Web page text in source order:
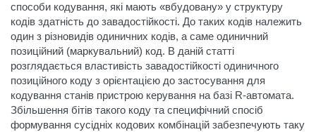
способи кодування, які мають «вбудовану» у структуру
кодів здатність до завадостійкості. До таких кодів належить
один з різновидів одиничних кодів, а саме одиничний
позиційний (маркувальний) код. В даній статті
розглядається властивість завадостійкості одиничного
позиційного коду з орієнтацією до застосування для
кодування станів пристрою керування на базі R-автомата.
Збільшення бітів такого коду та специфічний спосіб
формування сусідніх кодових комбінацій забезпечують таку